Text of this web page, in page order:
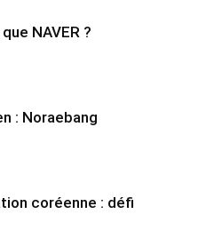
NAVER ?
: Noraebang
coréenne : défi